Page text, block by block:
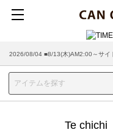
2026/08/04 ■8/13(木)AM2:00～サイ
2026/07/29 ■【お知らせ】ヤマト運
Te chichi